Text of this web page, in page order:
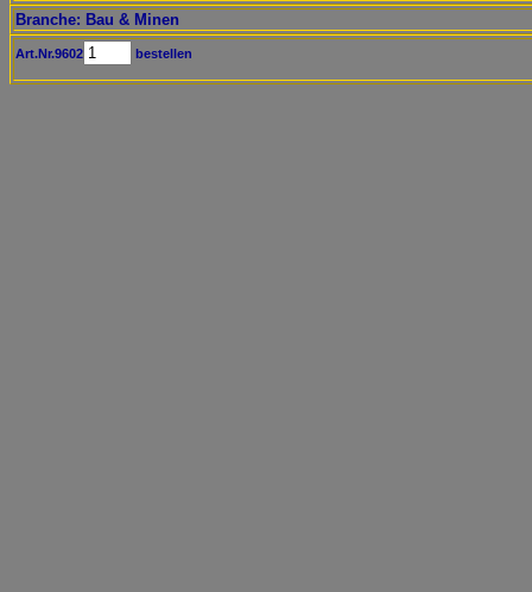
Branche: Bau & Minen
Art.Nr.9602 bestellen